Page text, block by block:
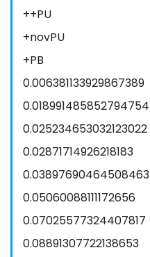
++PU
+novPU
+PB
0.006381133929867389
0.018991485852794754
0.025234653032123022
0.02871714926218183
0.03897690464508463
0.05060088111172656
0.07025577324407817
0.08891307722138653